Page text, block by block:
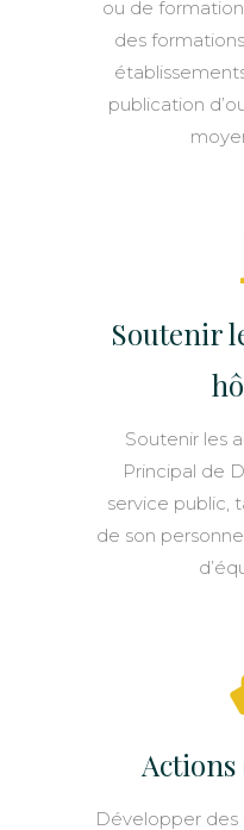
ou de
des
publication
Soutenir
Soutenir les
Principal de
service public,
de son
Développer des